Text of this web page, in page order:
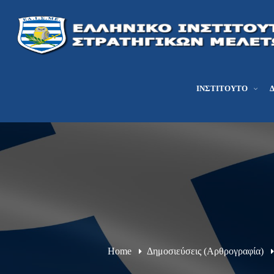
ΙΝΣΤΙΤΟΎΤΟ
Home Δημοσιεύσεις (Αρθρογραφία)